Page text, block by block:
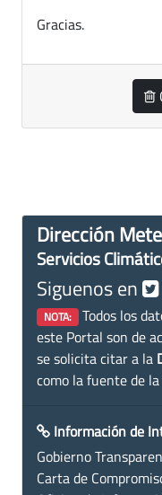
Gracias.
Dirección
Servicios
Siguenos en
NOTA: Todos los
este Portal son de
se solicita citar a la
como la fuente de
Información de
Gobierno
Carta de